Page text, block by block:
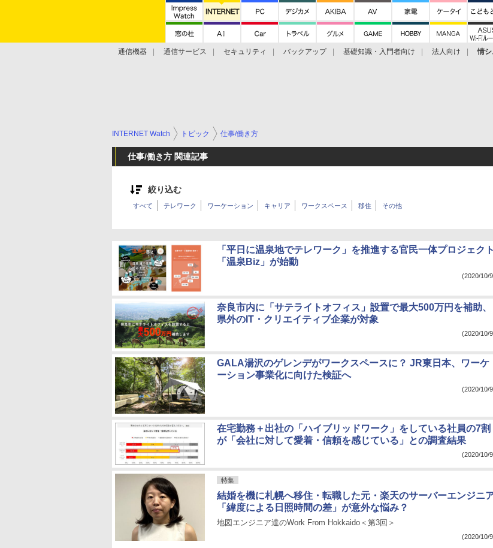
通信機器 通信サービス セキュリティ バックアップ 基礎知識・入門者向け 法人向け 情
INTERNET Watch トピック 仕事/働き方
仕事/働き方 関連記事
絞り込む
すべて テレワーク ワーケーション キャリア ワークスペース 移住 その他
「平日に温泉地でテレワーク」を推進する官民一体プロジェクト
「温泉Biz」が始動
(2020/10/
奈良市内に「サテライトオフィス」設置で最大500万円を補助、
県外のIT・クリエイティブ企業が対象
(2020/10/
GALA湯沢のゲレンデがワークスペースに？ JR東日本、ワーケ
ーション事業化に向けた検証へ
(2020/10/
在宅勤務＋出社の「ハイブリッドワーク」をしている社員の7割
が「会社に対して愛着・信頼を感じている」との調査結果
(2020/10/
特集
結婚を機に札幌へ移住・転職した元・楽天のサーバーエンジニ
「緯度による日照時間の差」が意外な悩み？
地図エンジニア達のWork From Hokkaido＜第3回＞
(2020/10/